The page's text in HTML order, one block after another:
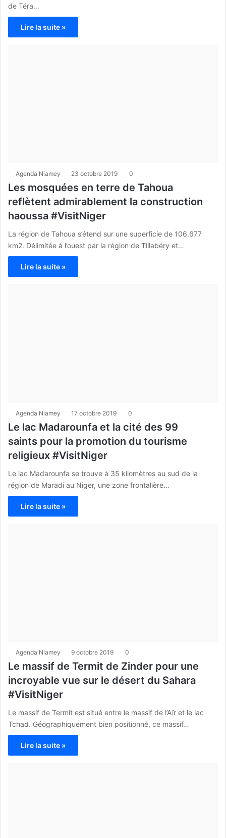
de Téra…
Lire la suite »
Agenda Niamey 23 octobre 2019 0
Les mosquées en terre de Tahoua
reflètent admirablement la construction
haoussa #VisitNiger
La région de Tahoua s’étend sur une superficie de 106.677
km2. Délimitée à l’ouest par la région de Tillabéry et…
Lire la suite »
Agenda Niamey 17 octobre 2019 0
Le lac Madarounfa et la cité des 99
saints pour la promotion du tourisme
religieux #VisitNiger
Le lac Madarounfa se trouve à 35 kilomètres au sud de la
région de Maradi au Niger, une zone frontalière…
Lire la suite »
Agenda Niamey 9 octobre 2019 0
Le massif de Termit de Zinder pour une
incroyable vue sur le désert du Sahara
#VisitNiger
Le massif de Termit est situé entre le massif de l’Aïr et le lac
Tchad. Géographiquement bien positionné, ce massif…
Lire la suite »